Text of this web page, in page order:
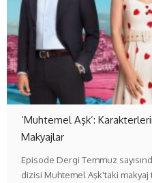
‘Muhtemel Aşk’:
Makyajlar
Episode Dergi Temmuz
dizisi Muhtemel Aşk'taki